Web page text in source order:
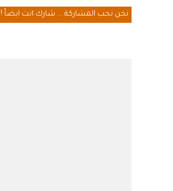
نحن نحب المشاركة ... شارك انت ايضاً !